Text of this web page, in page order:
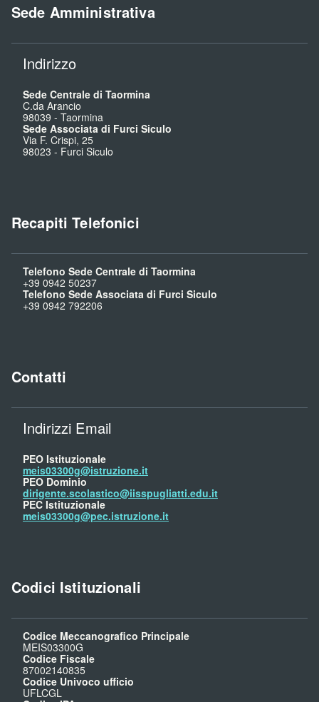
Sede Amministrativa
Indirizzo
Sede Centrale di Taormina
C.da Arancio
98039 - Taormina
Sede Associata di Furci Siculo
Via F. Crispi, 25
98023 - Furci Siculo
Recapiti Telefonici
Telefono Sede Centrale di Taormina
+39 0942 50237
Telefono Sede Associata di Furci Siculo
+39 0942 792206
Contatti
Indirizzi Email
PEO Istituzionale
meis03300g@istruzione.it
PEO Dominio
dirigente.scolastico@iisspugliatti.edu.it
PEC Istituzionale
meis03300g@pec.istruzione.it
Codici Istituzionali
Codice Meccanografico Principale
MEIS03300G
Codice Fiscale
87002140835
Codice Univoco ufficio
UFLCGL